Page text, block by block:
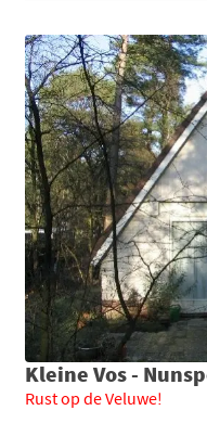
Kleine Vos -
Rust op de Veluwe!